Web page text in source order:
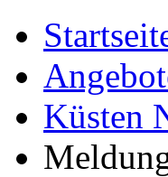
Küsten